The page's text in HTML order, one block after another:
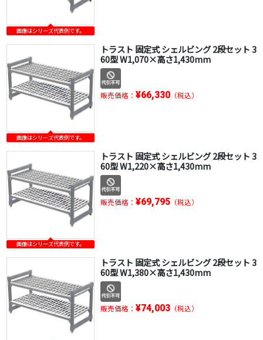
画像はシリーズ代表例です。
画像はシリーズ代表例です。
トラスト 固定式 シェルビング 2段セット 3
60型 W1,070×高さ1,430mm
販売価格： ¥66,330（税込）
画像はシリーズ代表例です。
トラスト 固定式 シェルビング 2段セット 3
60型 W1,220×高さ1,430mm
販売価格： ¥69,795（税込）
トラスト 固定式 シェルビング 2段セット 3
60型 W1,380×高さ1,430mm
販売価格： ¥74,003（税込）